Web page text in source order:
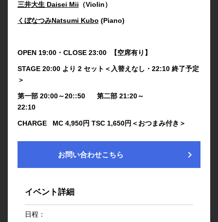
三井大生 Daisei Mii （Violin）
くぼなつみNatsumi Kubo (Piano)
OPEN 19:00・CLOSE 23:00 【空席有り】
STAGE 20:00 より 2 セット＜入替えなし・22:10 終了予定
＞
第一部 20:00～20::50 第二部 21:20～
22:10
CHARGE MC 4,950円 TSC 1,650円＜おつまみ付き＞
お問い合わせこちら chevron_right
イベント詳細
日程：